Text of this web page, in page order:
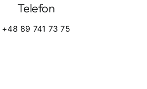
Telefon
+48 89 741 73 75